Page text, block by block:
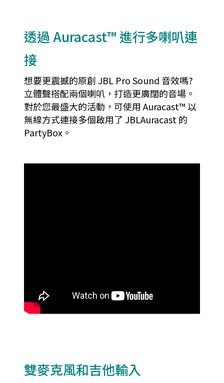
透過 Auracast™ 進行多喇叭連
接
想要更震撼的原創 JBL Pro Sound 音效嗎?
立體聲搭配兩個喇叭，打造更廣闊的音場。
對於您最盛大的活動，可使用 Auracast™ 以
無線方式連接多個啟用了 JBLAuracast 的
PartyBox。
雙麥克風和吉他輸入